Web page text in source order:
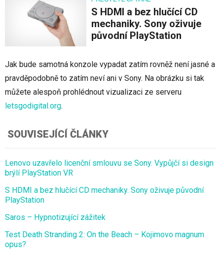
S HDMI a bez hlučící CD
mechaniky. Sony oživuje
původní PlayStation
Jak bude samotná konzole vypadat zatím rovněž není jasné a
pravděpodobně to zatím neví ani v Sony. Na obrázku si tak
můžete alespoň prohlédnout vizualizaci ze serveru
letsgodigital.org.
SOUVISEJÍCÍ ČLÁNKY
Lenovo uzavřelo licenční smlouvu se Sony. Vypůjčí si design
brýlí PlayStation VR
S HDMI a bez hlučící CD mechaniky. Sony oživuje původní
PlayStation
Saros – Hypnotizující zážitek
Test Death Stranding 2: On the Beach – Kojimovo magnum
opus?